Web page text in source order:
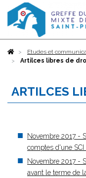
AccueilEtudes et
Artilces libres de
ARTILCES
Novembre 2017 -
comptes d'une
Novembre 2017 -
avant le terme de